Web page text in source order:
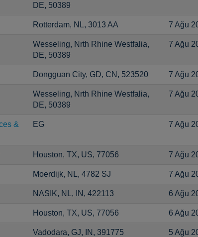
DE, 50389
Rotterdam, NL, 3013 AA 7 Ağu
Wesseling, Nrth Rhine Westfalia,
DE, 50389
7 Ağu
Dongguan City, GD, CN, 523520 7 Ağu
Wesseling, Nrth Rhine Westfalia,
DE, 50389
7 Ağu
&
EG 7 Ağu
Houston, TX, US, 77056 7 Ağu
Moerdijk, NL, 4782 SJ 7 Ağu
NASIK, NL, IN, 422113 6 Ağu
Houston, TX, US, 77056 6 Ağu
Vadodara, GJ, IN, 391775 5 Ağu